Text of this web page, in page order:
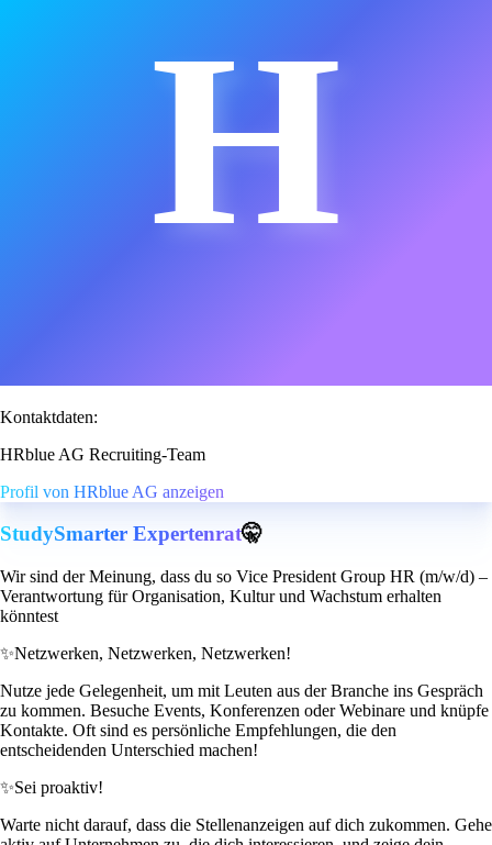
H
Kontaktdaten:
HRblue AG Recruiting-Team
Profil von HRblue AG anzeigen
StudySmarter Expertenrat🤫
Wir sind der Meinung, dass du so Vice President Group HR (m/w/d) –
Verantwortung für Organisation, Kultur und Wachstum erhalten
könntest
✨Netzwerken, Netzwerken, Netzwerken!
Nutze jede Gelegenheit, um mit Leuten aus der Branche ins Gespräch
zu kommen. Besuche Events, Konferenzen oder Webinare und knüpfe
Kontakte. Oft sind es persönliche Empfehlungen, die den
entscheidenden Unterschied machen!
✨Sei proaktiv!
Warte nicht darauf, dass die Stellenanzeigen auf dich zukommen. Gehe